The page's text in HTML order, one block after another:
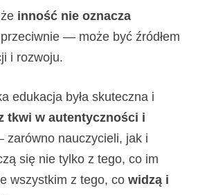
inność nie oznacza
— może być źródłem
i rozwoju.
edukacja była skuteczna i
tkwi w autentyczności i
zarówno nauczycieli, jak i
się nie tylko z tego, co im
wszystkim z tego, cowidzą i